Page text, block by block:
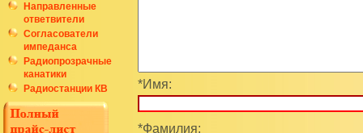
Направленные
ответвители
Согласователи
импеданса
Радиопрозрачные
канатики
Радиостанции КВ *Имя:
*Фамилия: